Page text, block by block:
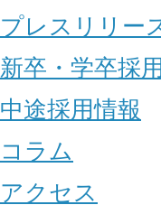
プレスリリー
新卒・学卒採用
中途採用情報
コラム
アクセス